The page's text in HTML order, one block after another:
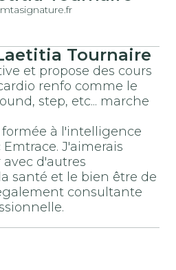
Tournaire
et propose des cours
renfo comme le
step, etc... marche
à l'intelligence
J'aimerais
d'autres
santé et le bien être de
consultante